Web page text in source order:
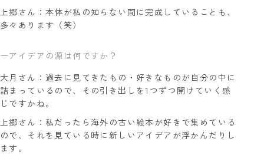
上郷さん：本体が私の知らない間に完成していることも、
多々あります（笑）
ーアイデアの源は何ですか？
大月さん：過去に見てきたもの・好きなものが自分の中に
詰まっているので、その引き出しを1つずつ開けていく感
じですかね。
上郷さん：私だったら海外の古い絵本が好きで集めている
ので、それを見ている時に新しいアイデアが浮かんだりし
ます。